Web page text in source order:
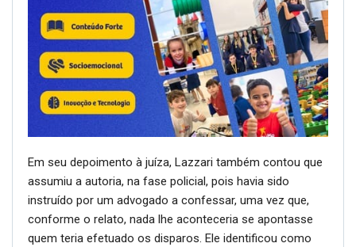
Em seu depoimento à juíza, Lazzari também contou que
assumiu a autoria, na fase policial, pois havia sido
instruído por um advogado a confessar, uma vez que,
conforme o relato, nada lhe aconteceria se apontasse
quem teria efetuado os disparos. Ele identificou como